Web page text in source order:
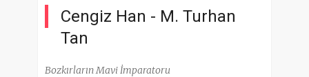
Cengiz Han - M. Turhan
Tan
Bozkırların Mavi İmparatoru